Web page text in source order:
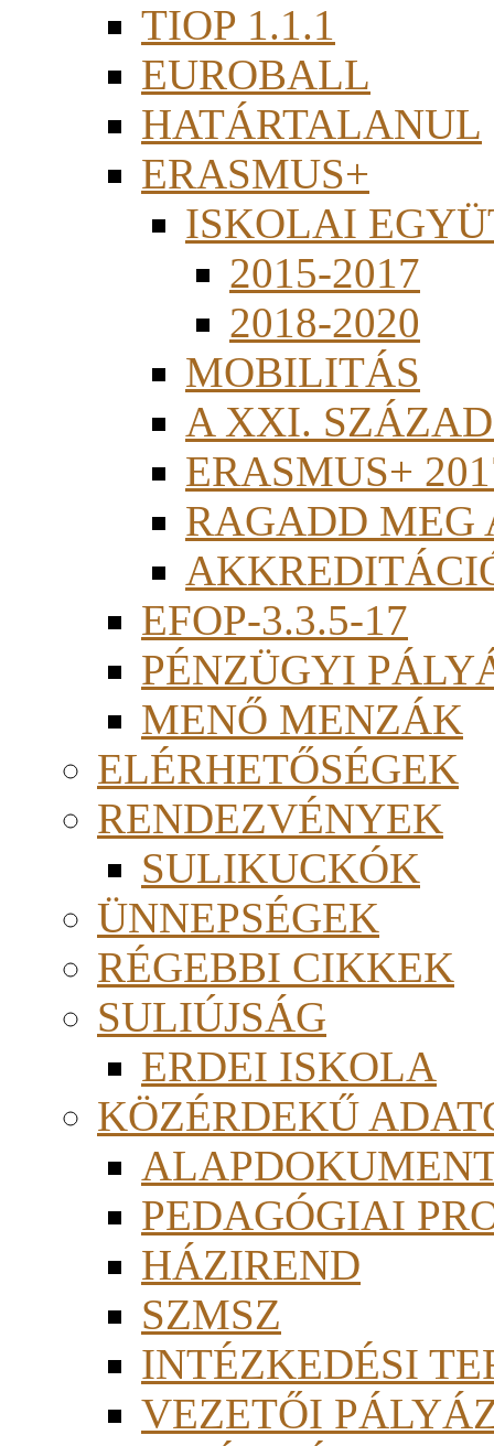
TIOP 1.1.1
EUROBALL
HATÁRTALANUL
ERASMUS+
ISKOLAI
2015-2017
2018-2020
MOBILITÁS
A XXI.
ERASMUS+
RAGADD MEG
EFOP-3.3.5-17
PÉNZÜGYI
MENŐ MENZÁK
ELÉRHETŐSÉGEK
RENDEZVÉNYEK
SULIKUCKÓK
ÜNNEPSÉGEK
RÉGEBBI CIKKEK
SULIÚJSÁG
ERDEI ISKOLA
KÖZÉRDEKŰ
PEDAGÓGIAI
HÁZIREND
SZMSZ
INTÉZKEDÉSI
VEZETŐI